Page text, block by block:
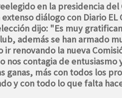
en la presidencia del
diálogo con Diario EL
dijo: "Es muy
además se han armado
renovando la nueva
nos contagia de entusiasmo
ganas, más con todos los
y con todo lo que falta